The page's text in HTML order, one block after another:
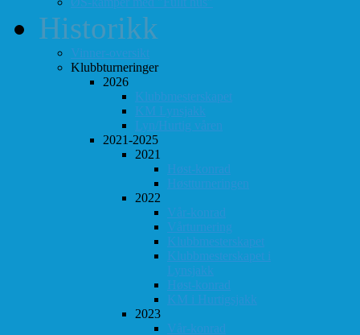
Historikk
Vinner-oversikt
Klubbturneringer
2026
Klubbmesterskapet
KM Lynsjakk
Lyn/Hurtig våren
2021-2025
2021
Høst-konrad
Høstturneringen
2022
Vår-konrad
Vårturnering
Klubbmesterskapet
Klubbmesterskapet i
Lynsjakk
Høst-konrad
KM i Hurtigsjakk
2023
Vår-konrad